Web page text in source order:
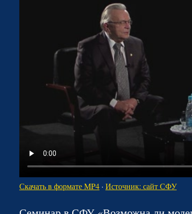
Скачать в формате MP4 · Источник: сайт СФУ